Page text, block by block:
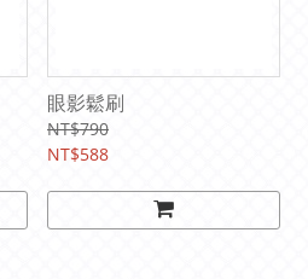
眼影鬆刷
NT$790
NT$588